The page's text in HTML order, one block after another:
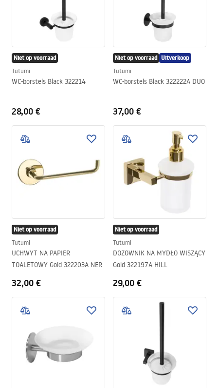
Niet op voorraad
Tutumi
WC-borstels Black 322214
28,00 €
Niet op voorraad Uitverkoop
Tutumi
WC-borstels Black 322222A DUO
37,00 €
Niet op voorraad
Tutumi
UCHWYT NA PAPIER
TOALETOWY Gold 322203A NER
32,00 €
Niet op voorraad
Tutumi
DOZOWNIK NA MYDŁO WISZĄCY
Gold 322197A HILL
29,00 €